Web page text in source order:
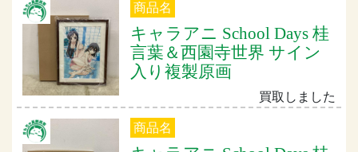
商品名
キャラアニ School Days 桂
言葉＆西園寺世界 サイン
入り複製原画
買取しました
商品名